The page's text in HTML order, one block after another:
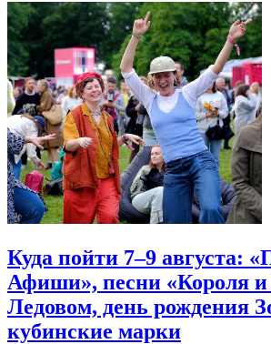
Куда пойти 7–9 августа:
Афиши», песни «Короля
Ледовом, день рождения
кубинские марки